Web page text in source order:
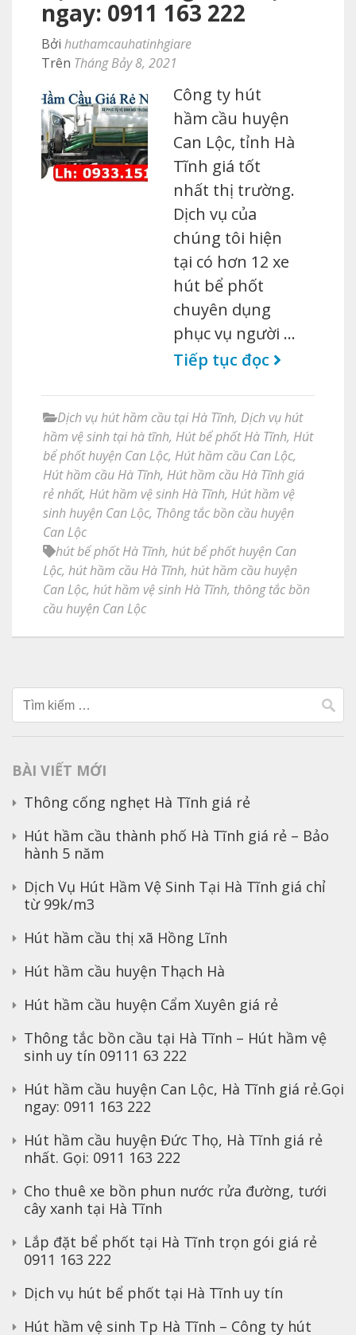
ngay: 0911 163 222
Bởi huthamcauhatinhgiare
Trên Tháng Bảy 8, 2021
Công ty hút
hầm cầu huyện
Can Lộc, tỉnh Hà
Tĩnh giá tốt
nhất thị trường.
Dịch vụ của
chúng tôi hiện
tại có hơn 12 xe
hút bể phốt
chuyên dụng
phục vụ người …
Tiếp tục đọc
Dịch vụ hút hầm cầu tại Hà Tĩnh, Dịch vụ hút
hầm vệ sinh tại hà tĩnh, Hút bể phốt Hà Tĩnh, Hút
bể phốt huyện Can Lộc, Hút hầm cầu Can Lộc,
Hút hầm cầu Hà Tĩnh, Hút hầm cầu Hà Tĩnh giá
rẻ nhất, Hút hầm vệ sinh Hà Tĩnh, Hút hầm vệ
sinh huyện Can Lộc, Thông tắc bồn cầu huyện
Can Lộc
hút bể phốt Hà Tĩnh, hút bể phốt huyện Can
Lộc, hút hầm cầu Hà Tĩnh, hút hầm cầu huyện
Can Lộc, hút hầm vệ sinh Hà Tĩnh, thông tắc bồn
cầu huyện Can Lộc
Tìm
kiếm
BÀI VIẾT MỚI
Thông cống nghẹt Hà Tĩnh giá rẻ
Hút hầm cầu thành phố Hà Tĩnh giá rẻ – Bảo
hành 5 năm
Dịch Vụ Hút Hầm Vệ Sinh Tại Hà Tĩnh giá chỉ
từ 99k/m3
Hút hầm cầu thị xã Hồng Lĩnh
Hút hầm cầu huyện Thạch Hà
Hút hầm cầu huyện Cẩm Xuyên giá rẻ
Thông tắc bồn cầu tại Hà Tĩnh – Hút hầm vệ
sinh uy tín 09111 63 222
Hút hầm cầu huyện Can Lộc, Hà Tĩnh giá rẻ.Gọi
ngay: 0911 163 222
Hút hầm cầu huyện Đức Thọ, Hà Tĩnh giá rẻ
nhất. Gọi: 0911 163 222
Cho thuê xe bồn phun nước rửa đường, tưới
cây xanh tại Hà Tĩnh
Lắp đặt bể phốt tại Hà Tĩnh trọn gói giá rẻ
0911 163 222
Dịch vụ hút bể phốt tại Hà Tĩnh uy tín
Hút hầm vệ sinh Tp Hà Tĩnh – Công ty hút